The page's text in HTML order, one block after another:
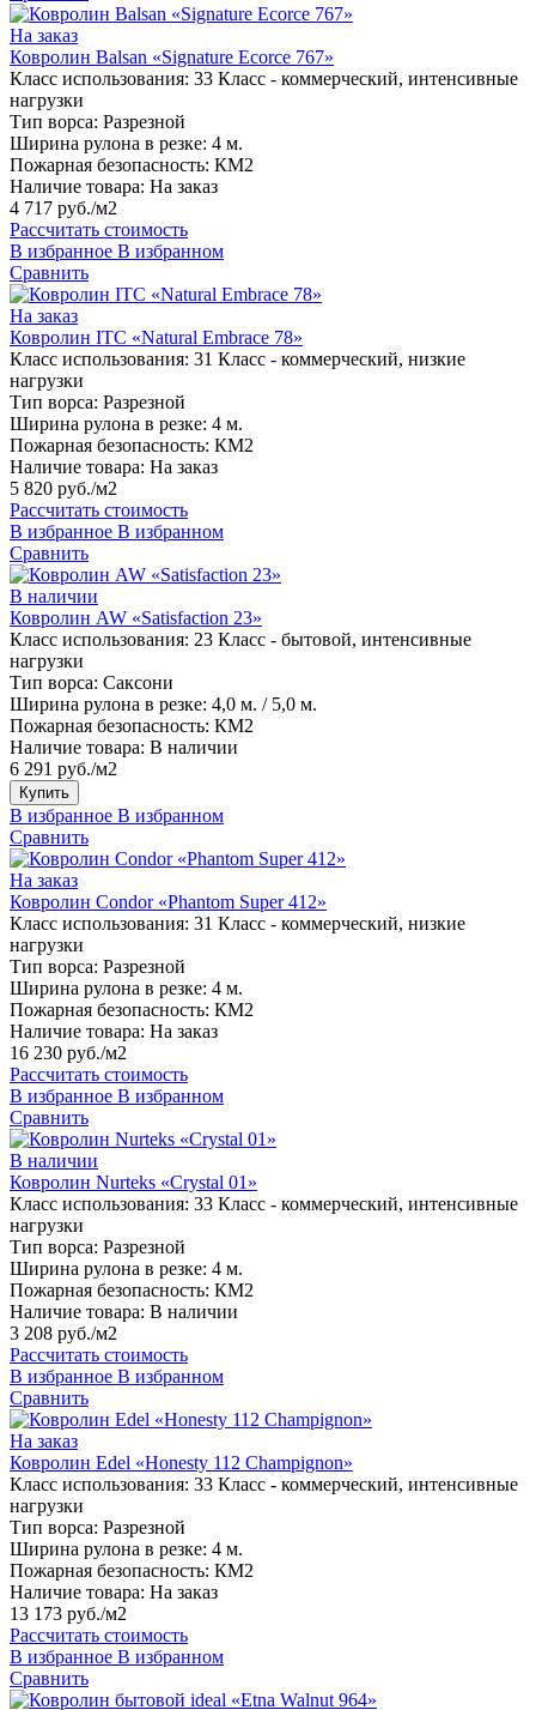
На заказ
Ковролин Balsan «Signature Ecorce 767»
Класс использования: 33 Класс - коммерческий, интенсивные
нагрузки
Тип ворса: Разрезной
Ширина рулона в резке: 4 м.
Пожарная безопасность: КМ2
Наличие товара: На заказ
4 717 руб./м2
Рассчитать стоимость
В избранное В избранном
Сравнить
На заказ
Ковролин ITC «Natural Embrace 78»
Класс использования: 31 Класс - коммерческий, низкие
нагрузки
Тип ворса: Разрезной
Ширина рулона в резке: 4 м.
Пожарная безопасность: КМ2
Наличие товара: На заказ
5 820 руб./м2
Рассчитать стоимость
В избранное В избранном
Сравнить
В наличии
Ковролин AW «Satisfaction 23»
Класс использования: 23 Класс - бытовой, интенсивные
нагрузки
Тип ворса: Саксони
Ширина рулона в резке: 4,0 м. / 5,0 м.
Пожарная безопасность: КМ2
Наличие товара: В наличии
6 291 руб./м2
Купить
В избранное В избранном
Сравнить
На заказ
Ковролин Condor «Phantom Super 412»
Класс использования: 31 Класс - коммерческий, низкие
нагрузки
Тип ворса: Разрезной
Ширина рулона в резке: 4 м.
Пожарная безопасность: КМ2
Наличие товара: На заказ
16 230 руб./м2
Рассчитать стоимость
В избранное В избранном
Сравнить
В наличии
Ковролин Nurteks «Crystal 01»
Класс использования: 33 Класс - коммерческий, интенсивные
нагрузки
Тип ворса: Разрезной
Ширина рулона в резке: 4 м.
Пожарная безопасность: КМ2
Наличие товара: В наличии
3 208 руб./м2
Рассчитать стоимость
В избранное В избранном
Сравнить
На заказ
Ковролин Edel «Honesty 112 Champignon»
Класс использования: 33 Класс - коммерческий, интенсивные
нагрузки
Тип ворса: Разрезной
Ширина рулона в резке: 4 м.
Пожарная безопасность: КМ2
Наличие товара: На заказ
13 173 руб./м2
Рассчитать стоимость
В избранное В избранном
Сравнить